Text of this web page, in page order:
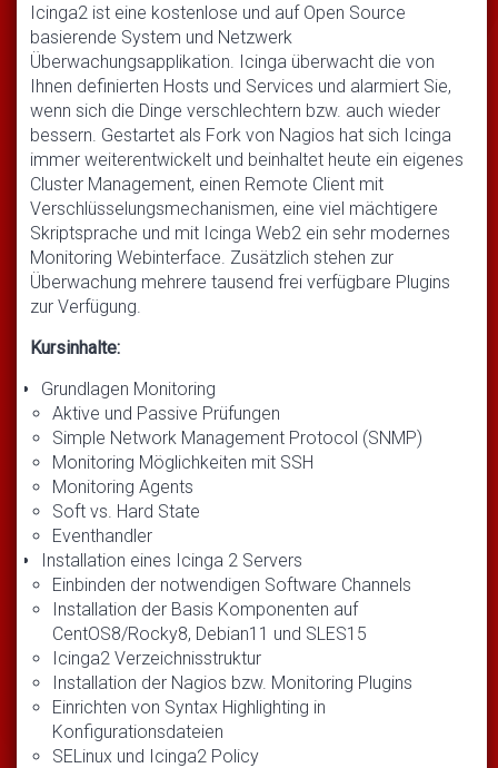
Icinga2 ist eine kostenlose und auf Open Source
basierende System und Netzwerk
Überwachungsapplikation. Icinga überwacht die von
Ihnen definierten Hosts und Services und alarmiert Sie,
wenn sich die Dinge verschlechtern bzw. auch wieder
bessern. Gestartet als Fork von Nagios hat sich Icinga
immer weiterentwickelt und beinhaltet heute ein eigenes
Cluster Management, einen Remote Client mit
Verschlüsselungsmechanismen, eine viel mächtigere
Skriptsprache und mit Icinga Web2 ein sehr modernes
Monitoring Webinterface. Zusätzlich stehen zur
Überwachung mehrere tausend frei verfügbare Plugins
zur Verfügung.
Kursinhalte:
Grundlagen Monitoring
Aktive und Passive Prüfungen
Simple Network Management Protocol (SNMP)
Monitoring Möglichkeiten mit SSH
Monitoring Agents
Soft vs. Hard State
Eventhandler
Installation eines Icinga 2 Servers
Einbinden der notwendigen Software Channels
Installation der Basis Komponenten auf
CentOS8/Rocky8, Debian11 und SLES15
Icinga2 Verzeichnisstruktur
Installation der Nagios bzw. Monitoring Plugins
Einrichten von Syntax Highlighting in
Konfigurationsdateien
SELinux und Icinga2 Policy